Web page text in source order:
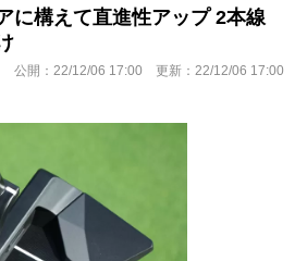
に構えて直進性アップ 2本線
公開： 22/12/06 17:00 更新： 22/12/06 17:00